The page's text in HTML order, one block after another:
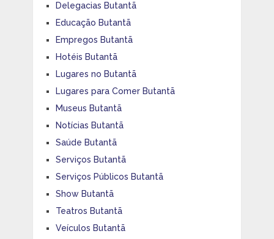
Delegacias Butantã
Educação Butantã
Empregos Butantã
Hotéis Butantã
Lugares no Butantã
Lugares para Comer Butantã
Museus Butantã
Notícias Butantã
Saúde Butantã
Serviços Butantã
Serviços Públicos Butantã
Show Butantã
Teatros Butantã
Veículos Butantã